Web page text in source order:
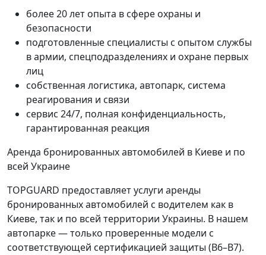
более 20 лет опыта в сфере охраны и
безопасности
подготовленные специалисты с опытом службы
в армии, спецподразделениях и охране первых
лиц
собственная логистика, автопарк, система
реагирования и связи
сервис 24/7, полная конфиденциальность,
гарантированная реакция
Аренда бронированных автомобилей в Киеве и по
всей Украине
TOPGUARD предоставляет услуги аренды
бронированных автомобилей с водителем как в
Киеве, так и по всей территории Украины. В нашем
автопарке — только проверенные модели с
соответствующей сертификацией защиты (B6–B7).